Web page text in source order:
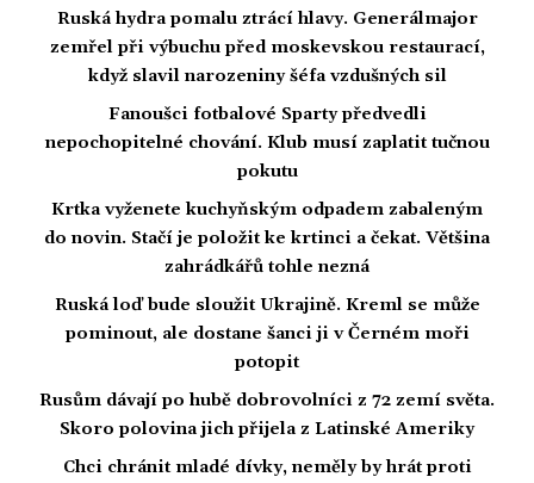
Ruská hydra pomalu ztrácí hlavy. Generálmajor
zemřel při výbuchu před moskevskou restaurací,
když slavil narozeniny šéfa vzdušných sil
Fanoušci fotbalové Sparty předvedli
nepochopitelné chování. Klub musí zaplatit tučnou
pokutu
Krtka vyženete kuchyňským odpadem zabaleným
do novin. Stačí je položit ke krtinci a čekat. Většina
zahrádkářů tohle nezná
Ruská loď bude sloužit Ukrajině. Kreml se může
pominout, ale dostane šanci ji v Černém moři
potopit
Rusům dávají po hubě dobrovolníci z 72 zemí světa.
Skoro polovina jich přijela z Latinské Ameriky
Chci chránit mladé dívky, neměly by hrát proti